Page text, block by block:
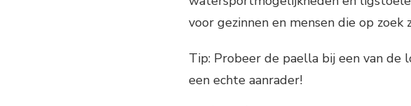
voor gezinnen en mensen die op
Tip: Probeer de paella bij een van de
een echte aanrader!